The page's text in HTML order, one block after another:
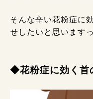
そんな辛い花粉症に
せしたいと思いますっ
◆花粉症に効く首